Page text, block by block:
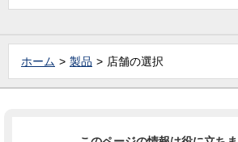
ホーム 製品 店舗の選択